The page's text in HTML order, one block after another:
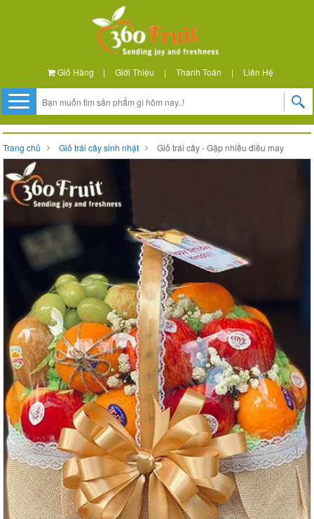
Giỏ Hàng | Giới Thiệu | Thanh Toán | Liên Hệ
Trang chủ Giỏ trái cây sinh nhật Giỏ trái cây - Gặp nhiều điều may